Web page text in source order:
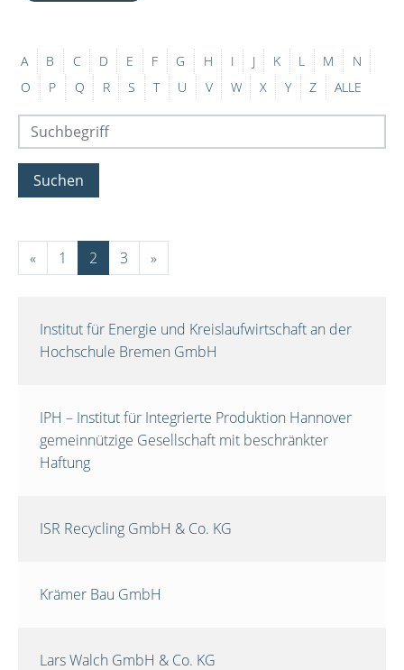
A B C D E F G H I J K L M
N
O
P Q R S T U V W X Y Z ALLE
Suchen
« 1 2 3 »
Institut für Energie und Kreislaufwirtschaft an der
Hochschule Bremen GmbH
IPH – Institut für Integrierte Produktion Hannover
gemeinnützige Gesellschaft mit beschränkter
Haftung
ISR Recycling GmbH & Co. KG
Krämer Bau GmbH
Lars Walch GmbH & Co. KG